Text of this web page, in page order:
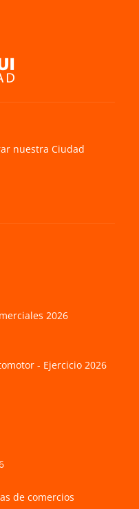
nuestra Ciudad
2026
- Ejercicio 2026
de comercios